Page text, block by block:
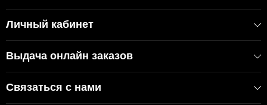
Личный кабинет
Выдача онлайн заказов
Связаться с нами